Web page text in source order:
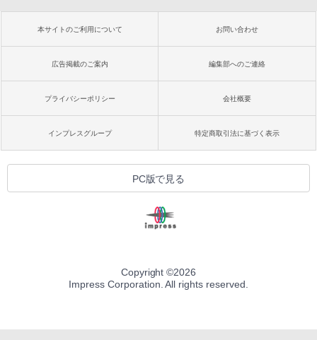
本サイトのご利用について お問い合わせ
広告掲載のご案内 編集部へのご連絡
プライバシーポリシー 会社概要
インプレスグループ 特定商取引法に基づく表示
PC版で見る
Copyright ©2026
Impress Corporation. All rights reserved.